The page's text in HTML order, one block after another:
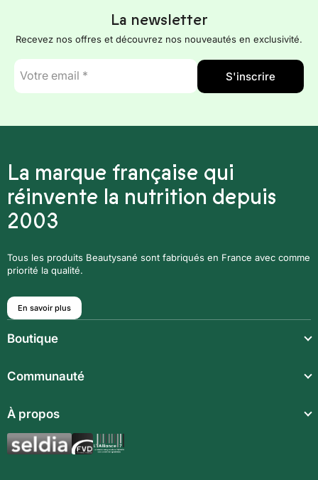
La newsletter
Recevez nos offres et découvrez nos nouveautés en exclusivité.
E-
mail
*
S'inscrire
La marque française qui
réinvente la nutrition depuis
2003
Tous les produits Beautysané sont fabriqués en France avec comme
priorité la qualité.
En savoir plus
Boutique
Compléments alimentaires
Boissons techniques
Communauté
Communauté
Magazine
À propos
Qui sommes-nous ?